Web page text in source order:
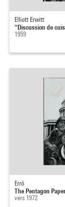
Elliott Erwitt
''Discussion de
1959
Erró
The Pentagon
vers 1972